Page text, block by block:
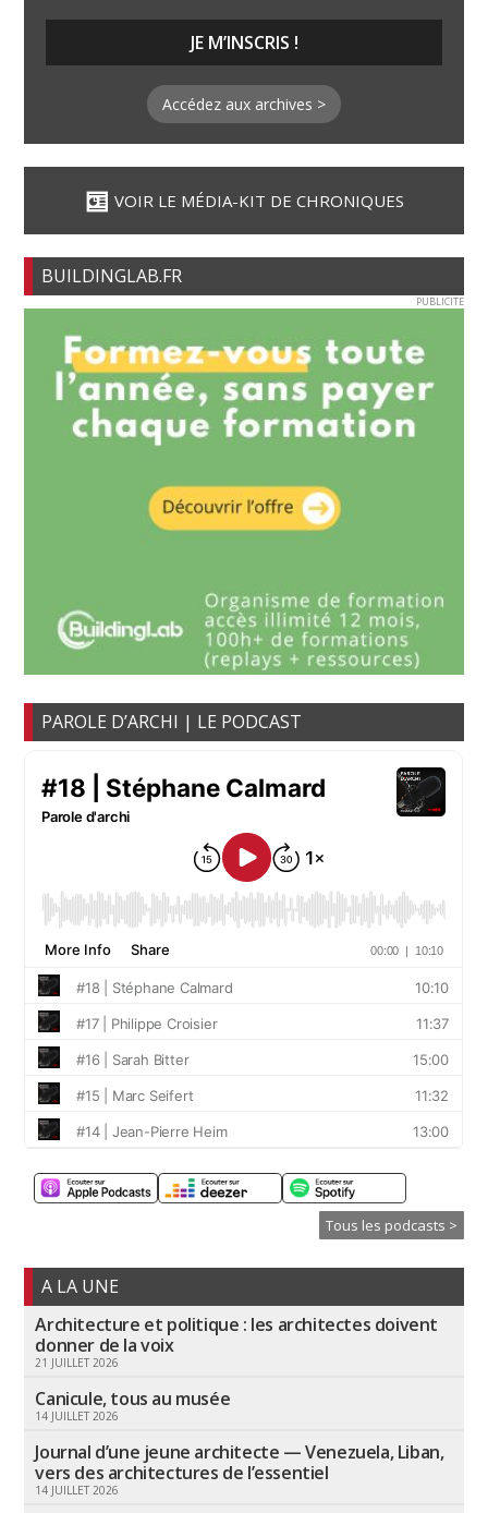
Accédez aux archives >
VOIR LE MÉDIA-KIT DE CHRONIQUES
BUILDINGLAB.FR
PUBLICITE
PAROLE D’ARCHI | LE PODCAST
Tous les podcasts >
A LA UNE
Architecture et politique : les architectes doivent
donner de la voix
21 JUILLET 2026
Canicule, tous au musée
14 JUILLET 2026
Journal d’une jeune architecte — Venezuela, Liban,
vers des architectures de l’essentiel
14 JUILLET 2026